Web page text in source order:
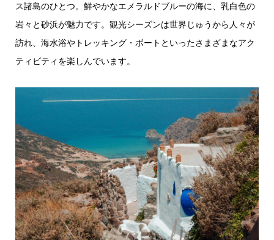
ス諸島のひとつ。鮮やかなエメラルドブルーの海に、乳白色の
岩々と砂浜が魅力です。観光シーズンは世界じゅうから人々が
訪れ、海水浴やトレッキング・ボートといったさまざまなアク
ティビティを楽しんでいます。